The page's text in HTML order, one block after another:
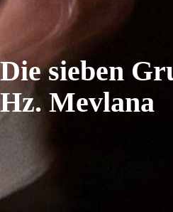
Die sieben
Hz. Mevlana